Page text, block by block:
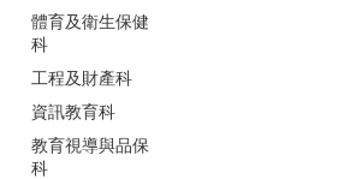
體育及衛生保健
科
工程及財產科
資訊教育科
教育視導與品保
科